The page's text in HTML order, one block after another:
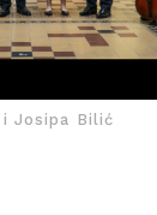
i Josipa Bilić